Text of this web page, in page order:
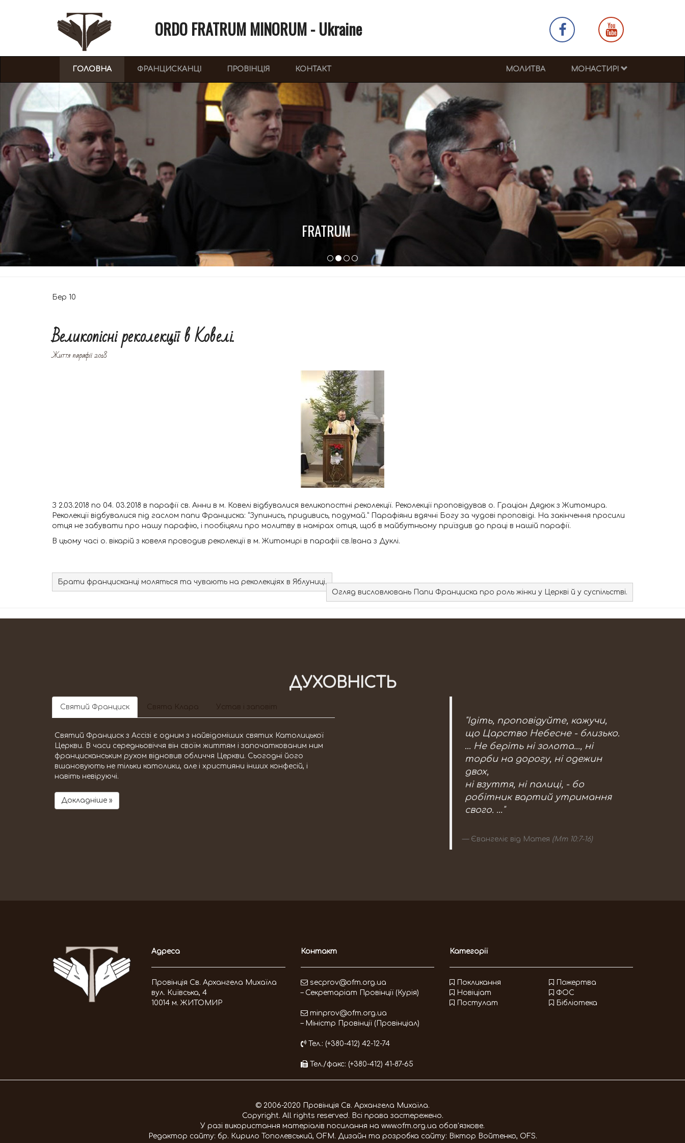
ORDO FRATRUM MINORUM - Ukraine
ГОЛОВНА(CURRENT)ФРАНЦИСКАНЦІ ПРОВІНЦІЯ КОНТАКТ МОНАСТИРІ
МОЛИТВА
FRATRUM
Бер 10
Великопісні реколекції в Ковелі.
Життя парафії 2018
З 2.03.2018 по 04. 03.2018 в парафії св. Анни в м. Ковелі відбувалися великопостні реколекції. Реколекції проповідував о. Граціан Дядюк з Житомира.
Реколекції відбувалися під гаслом папи Франциска: “Зупинись, придивись, подумай.” Парафіяни вдячні Богу за чудові проповіді. На закінчення просили
отця не забувати про нашу парафію, і пообіцяли про молитву в намірах отця, щоб в майбутньому приїздив до праці в нашій парафії.
В цьому часі о. вікарій з ковеля проводив реколекції в м. Житомирі в парафії св.Івана з Дуклі.
Брати францисканці моляться та чувають на реколекціях в Яблуниці.
Огляд висловлювань Папи Франциска про роль жінки у Церкві й у суспільстві.
ДУХОВНІСТЬ
Святий Франциск Свята Клара Устав і заповіт
Святий Франциск з Ассізі є одним з найвідоміших святих Католицької
Церкви. В часи середньовіччя він своїм життям і започаткованим ним
францисканським рухом відновив обличчя Церкви. Сьогодні його
вшановують не тільки католики, але і християни інших конфесій, і
навіть невіруючі.
Докладніше »
"Ідіть, проповідуйте, кажучи,
що Царство Небесне - близько.
… Не беріть ні золота..., ні
торби на дорогу, ні одежин
двох,
ні взуття, ні палиці, - бо
робітник вартий утримання
свого. …"
Євангеліє від Матея (Мт 10:7-16)
Адреса
Провінція Св. Архангела Михаїла
вул. Київська, 4
10014 м. ЖИТОМИР
Контакт
secprov@ofm.org.ua
– Секретаріат Провінції (Курія)
minprov@ofm.org.ua
– Міністр Провінції (Провінціал)
Тел.: (+380-412) 42-12-74
Тел./факс: (+380-412) 41-87-65
Категорії
Покликання
Новіціат
Постулат
Пожертва
ФОС
Бібліотека
© 2006-2020 Провінція Св. Архангела Михаїла.
Copyright. All rights reserved. Всі права застережено.
У разі використання матеріалів посилання на www.ofm.org.ua обов'язкове.
Редактор сайту: бр. Кирило Тополевський, OFM. Дизайн та розробка сайту: Віктор Войтенко, OFS.